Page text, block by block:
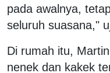
pada awalnya,
seluruh suasana,"
Di rumah itu,
nenek dan kakek